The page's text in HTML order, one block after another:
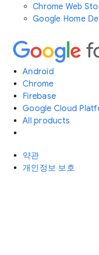
Chrome Web
Google Home
Android
Chrome
Firebase
Google Cloud
All products
약관
개인정보 보호